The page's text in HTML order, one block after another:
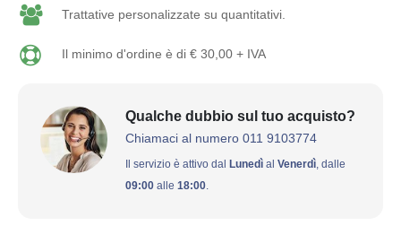
Trattative personalizzate su quantitativi.
Il minimo d'ordine è di € 30,00 + IVA
Qualche dubbio sul tuo acquisto?
Chiamaci al numero 011 9103774
Il servizio è attivo dal Lunedì al Venerdì, dalle
09:00 alle 18:00.